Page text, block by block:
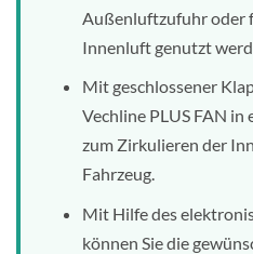
Außenluftzufuhr oder
Innenluft genutzt
Mit geschlossener
Vechline PLUS FAN
zum Zirkulieren der
Fahrzeug.
Mit Hilfe des
können Sie die